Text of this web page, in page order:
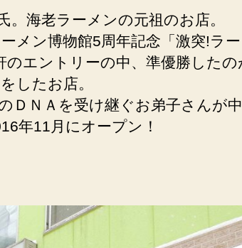
。海老ラーメンの元祖のお店。
メン博物館5周年記念「激突!ラ
のエントリーの中、準優勝した
したお店。
ＤＮＡを受け継ぐお弟子さんが
年11月にオープン！